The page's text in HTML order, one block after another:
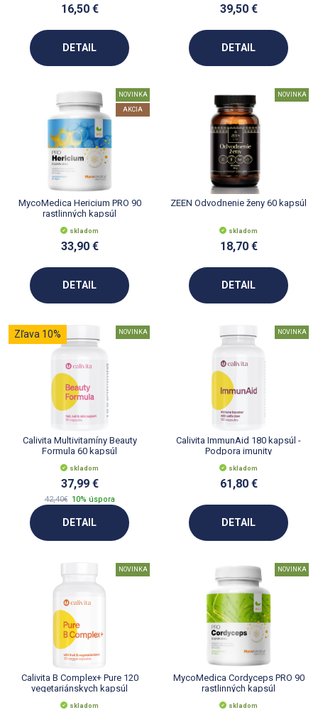
16,50 €
DETAIL
39,50 €
DETAIL
NOVINKA
AKCIA
MycoMedica Hericium PRO 90
rastlinných kapsúl
skladom
33,90 €
DETAIL
NOVINKA
ZEEN Odvodnenie ženy 60 kapsúl
skladom
18,70 €
DETAIL
Zľava 10% NOVINKA
Calivita Multivitamíny Beauty
Formula 60 kapsúl
skladom
37,99 €
42,40€ 10% úspora
DETAIL
NOVINKA
Calivita ImmunAid 180 kapsúl -
Podpora imunity
skladom
61,80 €
DETAIL
NOVINKA
Calivita B Complex+ Pure 120
vegetariánskych kapsúl
skladom
NOVINKA
MycoMedica Cordyceps PRO 90
rastlinných kapsúl
skladom